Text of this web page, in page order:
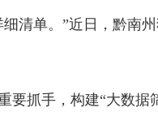
清单。”近日，黔南
抓手，构建“大数据